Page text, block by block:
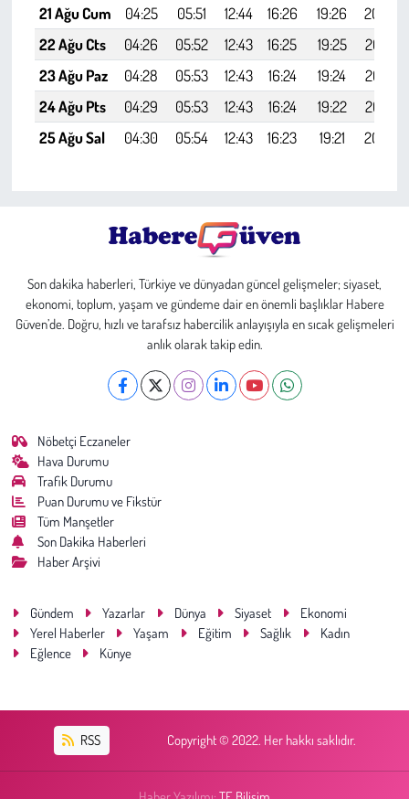
21 Ağu Cum
04:25 05:51 12:44 16:26 19:26
20:46
22 Ağu Cts
04:26 05:52 12:43 16:25 19:25
20:45
23 Ağu Paz
04:28 05:53 12:43 16:24 19:24
20:43
24 Ağu Pts
04:29 05:53 12:43 16:24 19:22
20:42
25 Ağu Sal
04:30 05:54 12:43 16:23 19:21 20:40
Son dakika haberleri, Türkiye ve dünyadan güncel gelişmeler; siyaset,
ekonomi, toplum, yaşam ve gündeme dair en önemli başlıklar Habere
Güven’de. Doğru, hızlı ve tarafsız habercilik anlayışıyla en sıcak gelişmeleri
anlık olarak takip edin.
Nöbetçi Eczaneler
Hava Durumu
Trafik Durumu
Puan Durumu ve Fikstür
Tüm Manşetler
Son Dakika Haberleri
Haber Arşivi
Gündem Yazarlar Dünya Siyaset
Ekonomi
Yerel Haberler
Yaşam Eğitim Sağlık
Kadın
Eğlence
Künye
RSS Copyright © 2022. Her hakkı saklıdır.